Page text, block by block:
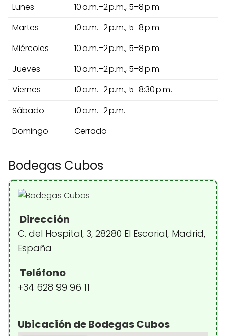
Lunes
10 a.m.–2 p.m., 5–8 p.m.
Martes
10 a.m.–2 p.m., 5–8 p.m.
Miércoles
10 a.m.–2 p.m., 5–8 p.m.
Jueves
10 a.m.–2 p.m., 5–8 p.m.
Viernes
10 a.m.–2 p.m., 5–8:30 p.m.
Sábado
10 a.m.–2 p.m.
Domingo
Cerrado
Bodegas Cubos
Dirección
C. del Hospital, 3, 28280 El Escorial, Madrid,
España
Teléfono
+34 628 99 96 11
Ubicación de Bodegas Cubos